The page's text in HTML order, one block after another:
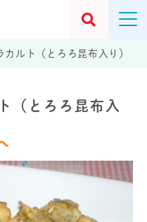
カルト（とろろ昆布入り）
（とろろ昆布入